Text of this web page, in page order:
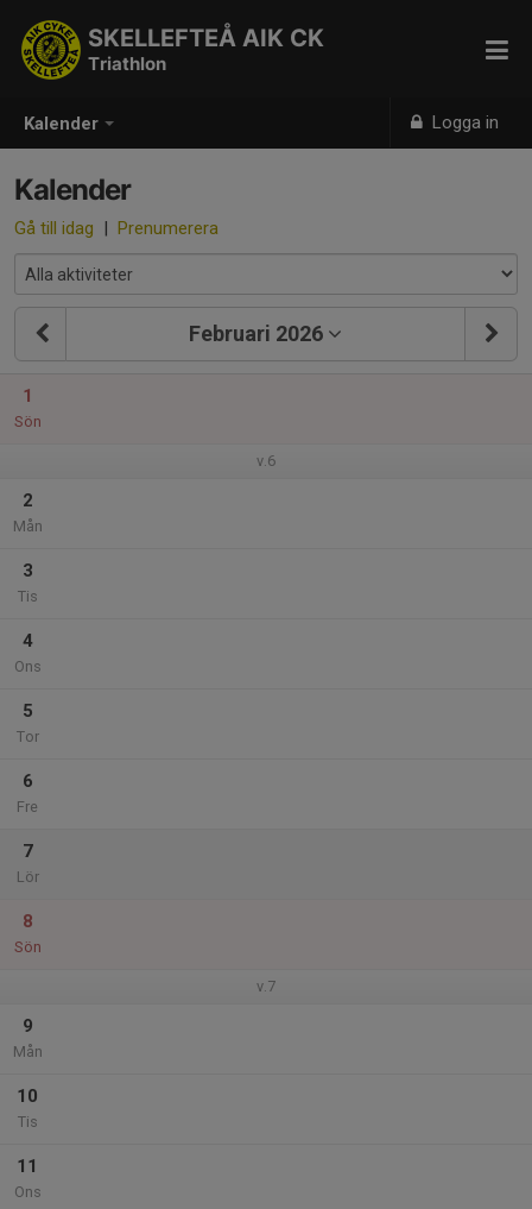
Kalender Logga in
SKELLEFTEÅ AIK CK
Triathlon
Kalender
Gå till idag | Prenumerera
Februari 2026
1
Sön
v.6
2
Mån
3
Tis
4
Ons
5
Tor
6
Fre
7
Lör
8
Sön
v.7
9
Mån
10
Tis
11
Ons